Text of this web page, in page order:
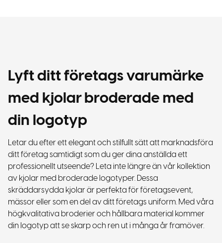
Lyft ditt företags varumärke
med kjolar broderade med
din logotyp
Letar du efter ett elegant och stilfullt sätt att marknadsföra
ditt företag samtidigt som du ger dina anställda ett
professionellt utseende? Leta inte längre än vår kollektion
av kjolar med broderade logotyper. Dessa
skräddarsydda kjolar är perfekta för företagsevent,
mässor eller som en del av ditt företags uniform. Med våra
högkvalitativa broderier och hållbara material kommer
din logotyp att se skarp och ren ut i många år framöver.